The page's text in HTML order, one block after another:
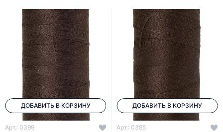
ДОБАВИТЬ В КОРЗИНУ
Арт.: 0399
ДОБАВИТЬ В КОРЗИНУ
Арт.: 0395